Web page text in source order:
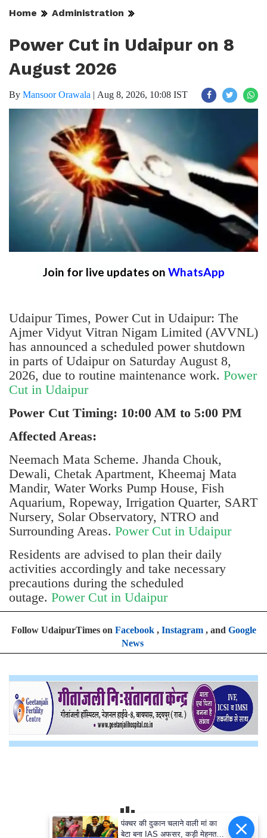
Home Administration
Power Cut in Udaipur on 8
August 2026
By Mansoor Orawala | Aug 8, 2026, 10:08 IST
Join for live updates on WhatsApp
Udaipur Times, Power Cut in Udaipur: The
Ajmer Vidyut Vitran Nigam Limited (AVVNL)
has announced a scheduled power shutdown
in parts of Udaipur on Saturday August 8,
2026, due to routine maintenance work. Power
Cut in Udaipur
Power Cut Timing: 10:00 AM to 5:00 PM
Affected Areas:
Neemach Mata Scheme. Jhanda Chouk,
Dewali, Chetak Apartment, Kheemaj Mata
Mandir, Water Works Pump House, Fish
Aquarium, Ropeway, Irrigation Quarter, SART
Nursery, Solar Observatory, NTRO and
Surrounding Areas. Power Cut in Udaipur
Residents are advised to plan their daily
activities accordingly and take necessary
precautions during the scheduled
outage. Power Cut in Udaipur
Follow UdaipurTimes on Facebook, Instagram, and Google
News
पंक्चर की दुकान चलाने वाली मां का
बेटा बना IAS अफसर, कड़ी मेहनत से